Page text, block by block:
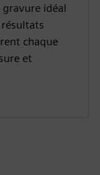
idéal
chaque
et